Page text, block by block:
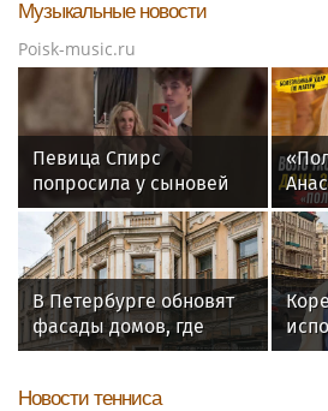
Музыкальные новости
Poisk-music.ru
Певица Спирс
попросила у сыновей
прощения за ошибки
прошлого
от
В Петербурге обновят
фасады домов, где
жили Чайковский и
Сон
Новости тенниса